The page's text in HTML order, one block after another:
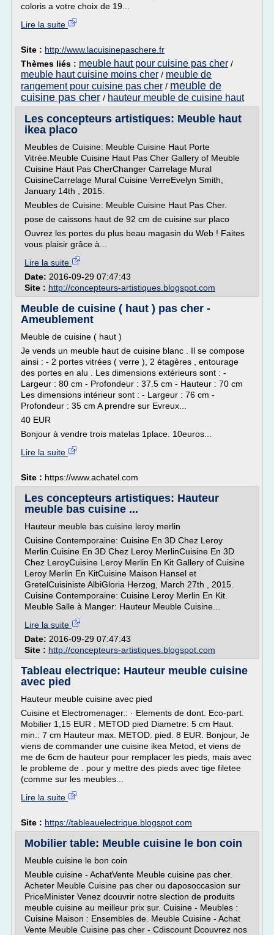
coloris a votre choix de 19...
Lire la suite
Site : http://www.lacuisinepaschere.fr
Thèmes liés : meuble haut pour cuisine pas cher /
meuble haut cuisine moins cher / meuble de
rangement pour cuisine pas cher / meuble de
cuisine pas cher / hauteur meuble de cuisine haut
Les concepteurs artistiques: Meuble haut
ikea placo
Meubles de Cuisine: Meuble Cuisine Haut Porte
Vitrée.Meuble Cuisine Haut Pas Cher Gallery of Meuble
Cuisine Haut Pas CherChanger Carrelage Mural
CuisineCarrelage Mural Cuisine VerreEvelyn Smith,
January 14th , 2015.
Meubles de Cuisine: Meuble Cuisine Haut Pas Cher.
pose de caissons haut de 92 cm de cuisine sur placo
Ouvrez les portes du plus beau magasin du Web ! Faites
vous plaisir grâce à...
Lire la suite
Date: 2016-09-29 07:47:43
Site : http://concepteurs-artistiques.blogspot.com
Meuble de cuisine ( haut ) pas cher -
Ameublement
Meuble de cuisine ( haut )
Je vends un meuble haut de cuisine blanc . Il se compose
ainsi : - 2 portes vitrées ( verre ), 2 étagères , entourage
des portes en alu . Les dimensions extérieurs sont : -
Largeur : 80 cm - Profondeur : 37.5 cm - Hauteur : 70 cm
Les dimensions intérieur sont : - Largeur : 76 cm -
Profondeur : 35 cm A prendre sur Evreux...
40 EUR
Bonjour à vendre trois matelas 1place. 10euros...
Lire la suite
Site : https://www.achatel.com
Les concepteurs artistiques: Hauteur
meuble bas cuisine ...
Hauteur meuble bas cuisine leroy merlin
Cuisine Contemporaine: Cuisine En 3D Chez Leroy
Merlin.Cuisine En 3D Chez Leroy MerlinCuisine En 3D
Chez LeroyCuisine Leroy Merlin En Kit Gallery of Cuisine
Leroy Merlin En KitCuisine Maison Hansel et
GretelCuisiniste AlbiGloria Herzog, March 27th , 2015.
Cuisine Contemporaine: Cuisine Leroy Merlin En Kit.
Meuble Salle à Manger: Hauteur Meuble Cuisine...
Lire la suite
Date: 2016-09-29 07:47:43
Site : http://concepteurs-artistiques.blogspot.com
Tableau electrique: Hauteur meuble cuisine
avec pied
Hauteur meuble cuisine avec pied
Cuisine et Electromenager.: · Elements de dont. Eco-part.
Mobilier 1,15 EUR . METOD pied Diametre: 5 cm Haut.
min.: 7 cm Hauteur max. METOD. pied. 8 EUR. Bonjour, Je
viens de commander une cuisine ikea Metod, et viens de
me de 6cm de hauteur pour remplacer les pieds, mais avec
le probleme de . pour y mettre des pieds avec tige filetee
(comme sur les meubles...
Lire la suite
Site : https://tableauelectrique.blogspot.com
Mobilier table: Meuble cuisine le bon coin
Meuble cuisine le bon coin
Meuble cuisine - AchatVente Meuble cuisine pas cher.
Acheter Meuble Cuisine pas cher ou daposoccasion sur
PriceMinister Venez dcouvrir notre slection de produits
meuble cuisine au meilleur prix sur. Cuisine - Meubles :
Cuisine Maison : Ensembles de. Meuble Cuisine - Achat
Vente Meuble Cuisine pas cher - Cdiscount Dcouvrez nos